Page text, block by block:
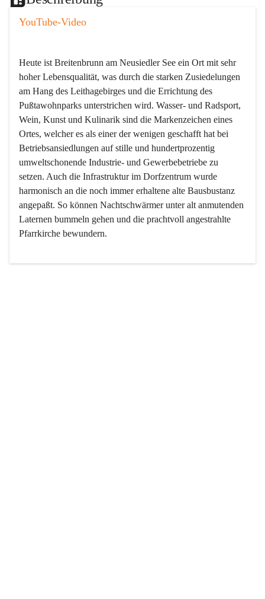
YouTube-Video
Heute ist Breitenbrunn am Neusiedler See ein Ort mit sehr
hoher Lebensqualität, was durch die starken Zusiedelungen
am Hang des Leithagebirges und die Errichtung des
Pußtawohnparks unterstrichen wird. Wasser- und Radsport,
Wein, Kunst und Kulinarik sind die Markenzeichen eines
Ortes, welcher es als einer der wenigen geschafft hat bei
Betriebsansiedlungen auf stille und hundertprozentig
umweltschonende Industrie- und Gewerbebetriebe zu
setzen. Auch die Infrastruktur im Dorfzentrum wurde
harmonisch an die noch immer erhaltene alte Bausbustanz
angepaßt. So können Nachtschwärmer unter alt anmutenden
Laternen bummeln gehen und die prachtvoll angestrahlte
Pfarrkirche bewundern.
Der Weinbau dominert heute nicht mehr, ist aber integrativer